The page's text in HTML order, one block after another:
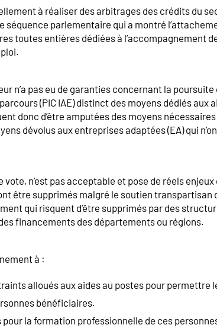
à réaliser des arbitrages des crédits du
séquence parlementaire qui a montré
toutes entières dédiées à l’accompagnement
n’a pas eu de garanties concernant la poursuite
(PIC IAE) distinct des moyens dédiés aux
donc d’être amputées des moyens
dévolus aux entreprises adaptées (EA) qui
n’est pas acceptable et pose de réels
être supprimés malgré le soutien transpartisan
qui risquent d’être supprimés par des
financements des départements ou régions.
à :
alloués aux aides au postes pour permettre
bénéficiaires.
la formation professionnelle de ces